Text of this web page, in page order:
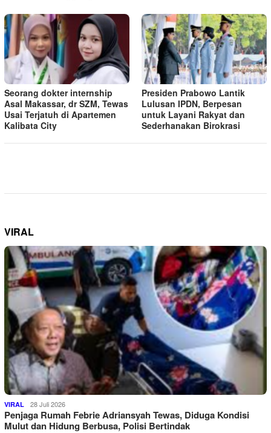
Seorang dokter internship
Asal Makassar, dr SZM, Tewas
Usai Terjatuh di Apartemen
Kalibata City
Presiden Prabowo Lantik
Lulusan IPDN, Berpesan
untuk Layani Rakyat dan
Sederhanakan Birokrasi
VIRAL
VIRAL 28 Juli 2026
Penjaga Rumah Febrie Adriansyah Tewas, Diduga Kondisi
Mulut dan Hidung Berbusa, Polisi Bertindak